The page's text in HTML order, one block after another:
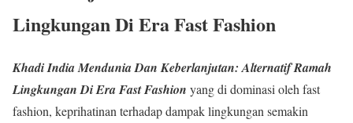
Lingkungan Di Era Fast Fashion
Khadi India Mendunia Dan Keberlanjutan: Alternatif Ramah
Lingkungan Di Era Fast Fashion yang di dominasi oleh fast
fashion, keprihatinan terhadap dampak lingkungan semakin